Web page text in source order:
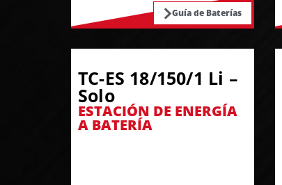
Guía de Baterías
TC-ES 18/150/1 Li –
Solo
ESTACIÓN DE ENERGÍA
A BATERÍA